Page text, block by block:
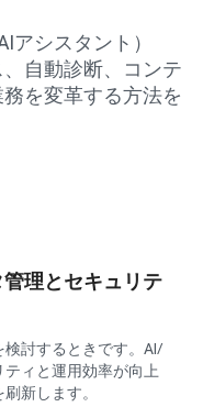
シスタント）
自動診断、コンテ
を変革する方法を
理とセキュリテ
討するときです。AI/
ィと運用効率が向上
新します。